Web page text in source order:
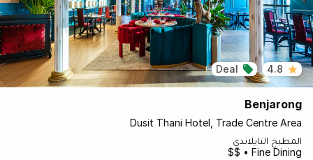
4.8
Deal
Benjarong
Dusit Thani Hotel, Trade Centre Area
المطبخ التايلاندي
Fine Dining • $$